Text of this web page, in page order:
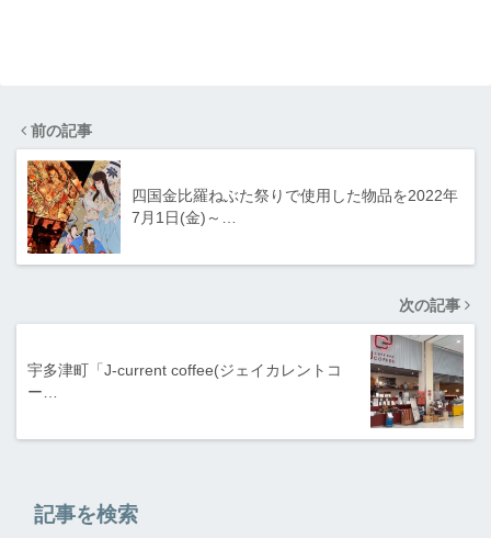
前の記事
四国金比羅ねぶた祭りで使用した物品を2022年
7月1日(金)～…
次の記事
宇多津町「J-current coffee(ジェイカレントコ
ー…
記事を検索